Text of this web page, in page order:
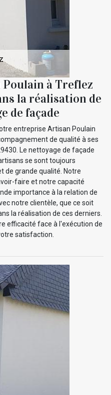
à Treflez
la réalisation de
de façade
entreprise Artisan Poulain
de qualité à ses
Le nettoyage de façade
se sont toujours
de grande qualité. Notre
faire et notre capacité
importance à la relation de
notre clientèle, que ce soit
la réalisation de ces derniers.
efficacité face à l'exécution de
satisfaction.